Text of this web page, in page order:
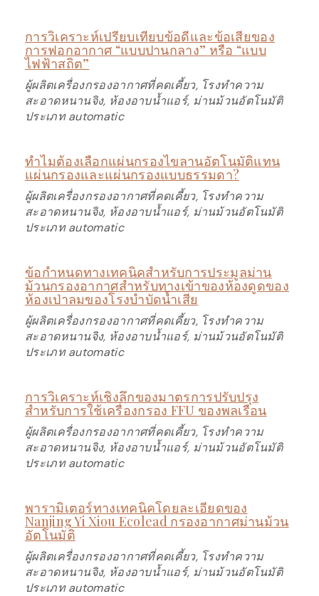
การวิเคราะห์เปรียบเทียบข้อดีและข้อเสียของ
การฟอกอากาศ “แบบปานกลาง” หรือ “แบบ
ไฟฟ้าสถิต”
ผู้ผลิตเครื่องกรองอากาศที่คดเคี้ยว, โรงทำความ
สะอาดหนานจิง, ห้องอาบน้ำแอร์, ม่านม้วนอัตโนมัติ
ประเภท automatic
ทำไมต้องเลือกแผ่นกรองไขลานอัตโนมัติแทน
แผ่นกรองและแผ่นกรองแบบธรรมดา?
ผู้ผลิตเครื่องกรองอากาศที่คดเคี้ยว, โรงทำความ
สะอาดหนานจิง, ห้องอาบน้ำแอร์, ม่านม้วนอัตโนมัติ
ประเภท automatic
ข้อกำหนดทางเทคนิคสำหรับการประมูลม่าน
ม้วนกรองอากาศสำหรับทางเข้าของห้องดูดของ
ห้องเป่าลมของโรงบำบัดน้ำเสีย
ผู้ผลิตเครื่องกรองอากาศที่คดเคี้ยว, โรงทำความ
สะอาดหนานจิง, ห้องอาบน้ำแอร์, ม่านม้วนอัตโนมัติ
ประเภท automatic
การวิเคราะห์เชิงลึกของมาตรการปรับปรุง
สำหรับการใช้เครื่องกรอง FFU ของพลเรือน
ผู้ผลิตเครื่องกรองอากาศที่คดเคี้ยว, โรงทำความ
สะอาดหนานจิง, ห้องอาบน้ำแอร์, ม่านม้วนอัตโนมัติ
ประเภท automatic
พารามิเตอร์ทางเทคนิคโดยละเอียดของ
Nanjing Yi Xiou Ecolead กรองอากาศม่านม้วน
อัตโนมัติ
ผู้ผลิตเครื่องกรองอากาศที่คดเคี้ยว, โรงทำความ
สะอาดหนานจิง, ห้องอาบน้ำแอร์, ม่านม้วนอัตโนมัติ
ประเภท automatic